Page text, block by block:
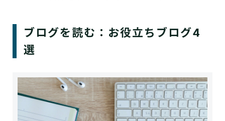
ブログを読む：お役立ちブログ4
選